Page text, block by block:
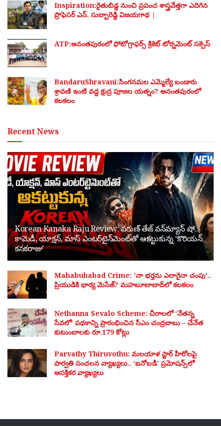
Inspiration:రైతుబిడ్డ నుంచి ప్రపంచ శాస్త్రవేత్తగా ఎదిగిన
ప్రొఫెసర్ ఎన్. సుబ్బారెడ్డి విజయగాథ |
ATP:అనంతపురంలో ఫోటోగ్రాఫర్స్ క్రికెట్ టోర్నమెంట్ సక్సెస్
BandaruShravani:సింగనమల ఎమ్మెల్యే బండారు
శ్రావణి ఇంటి వద్ద క్షుద్ర పూజల యత్నం? అనంతపురంలో
కలకలం
Recent News
Korean Kanaka Raju Review: వరుణ్ తేజ్ వన్‌మ్యాన్ షో..
కామెడీ, యాక్షన్, మాస్ ఎంటర్‌టైన్‌మెంట్‌తో ఆకట్టుకున్న ‘కొరియన్
కనకరాజు’
Mahabubabad Crime: ‘నా భర్తను ఎలాగైనా చంపు’..
ప్రియుడికి భార్య మెసేజ్? మహబూబాబాద్‌లో కలకలం
Nethanna Sevalo Scheme: చీరాలలో ‘నేతన్న
సేవలో’ పథకాన్ని ప్రారంభించిన సీఎం చంద్రబాబు – చేనేత
కుటుంబాలకు రూ.179 కోట్లు
Parvathy Thiruvothu: మలయాళ స్టార్ హీరోలపై
పార్వతి సంచలన వ్యాఖ్యలు.. ‘ఐనోబడీ’ ప్రమోషన్స్‌లో
ఆసక్తికర వ్యాఖ్యలు